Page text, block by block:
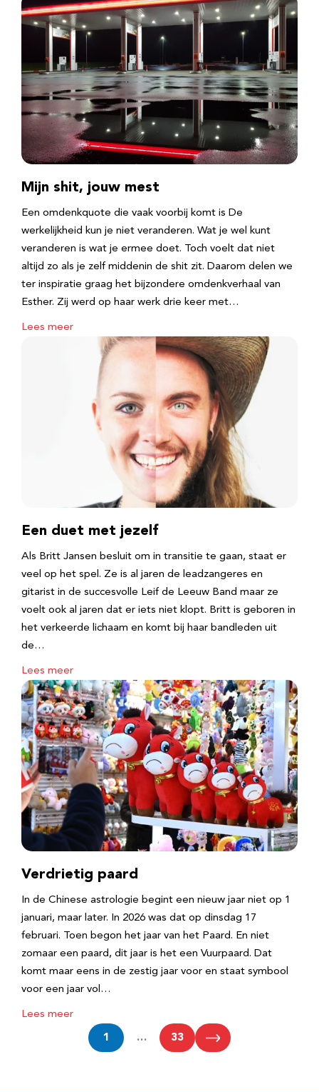
Mijn shit, jouw mest
Een omdenkquote die vaak voorbij komt is De
werkelijkheid kun je niet veranderen. Wat je wel kunt
veranderen is wat je ermee doet. Toch voelt dat niet
altijd zo als je zelf middenin de shit zit. Daarom delen we
ter inspiratie graag het bijzondere omdenkverhaal van
Esther. Zij werd op haar werk drie keer met…
Lees meer
Een duet met jezelf
Als Britt Jansen besluit om in transitie te gaan, staat er
veel op het spel. Ze is al jaren de leadzangeres en
gitarist in de succesvolle Leif de Leeuw Band maar ze
voelt ook al jaren dat er iets niet klopt. Britt is geboren in
het verkeerde lichaam en komt bij haar bandleden uit
de…
Lees meer
Verdrietig paard
In de Chinese astrologie begint een nieuw jaar niet op 1
januari, maar later. In 2026 was dat op dinsdag 17
februari. Toen begon het jaar van het Paard. En niet
zomaar een paard, dit jaar is het een Vuurpaard. Dat
komt maar eens in de zestig jaar voor en staat symbool
voor een jaar vol…
Lees meer
1 … 33